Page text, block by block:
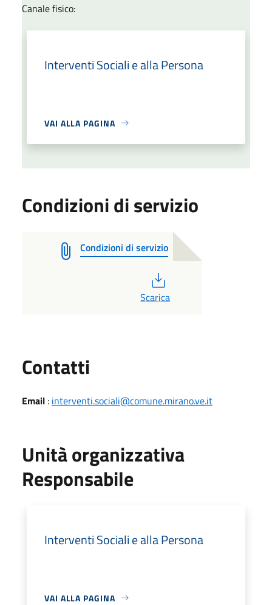
Canale fisico:
Interventi Sociali e alla Persona
VAI ALLA PAGINA
Condizioni di servizio
Condizioni di servizio
Scarica
Contatti
Email : interventi.sociali@comune.mirano.ve.it
Unità organizzativa
Responsabile
Interventi Sociali e alla Persona
VAI ALLA PAGINA